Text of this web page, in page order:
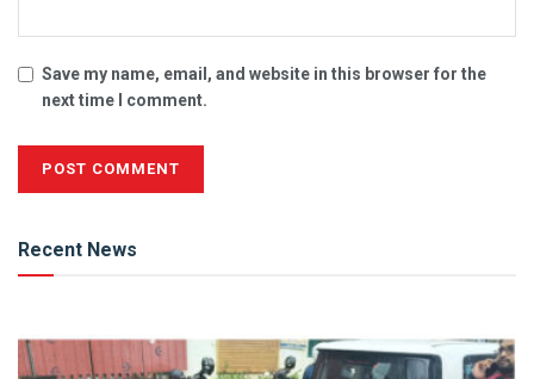
Save my name, email, and website in this browser for the
next time I comment.
Recent News